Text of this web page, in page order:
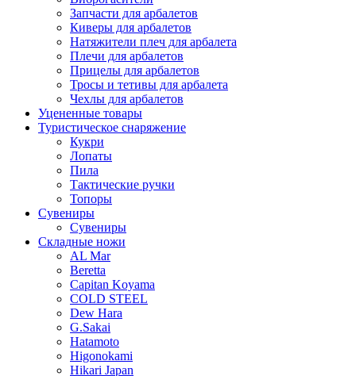
Запчасти для арбалетов
Киверы для арбалетов
Натяжители плеч для арбалета
Плечи для арбалетов
Прицелы для арбалетов
Тросы и тетивы для арбалета
Чехлы для арбалетов
Уцененные товары
Туристическое снаряжение
Кукри
Лопаты
Пила
Тактические ручки
Топоры
Сувениры
Сувениры
Складные ножи
AL Mar
Beretta
Capitan Koyama
COLD STEEL
Dew Hara
G.Sakai
Hatamoto
Higonokami
Hikari Japan